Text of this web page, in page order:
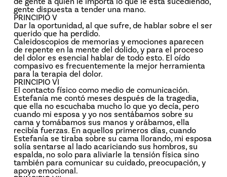
gente dispuesta a tender una mano.
PRINCIPIO V
Dar la oportunidad, al que sufre, de hablar sobre el ser
querido que ha perdido.
Caleidoscopios de memorias y emociones aparecen
de repente en la mente del dolido, y para el proceso
del dolor es esencial hablar de todo esto. El oído
compasivo es frecuentemente la mejor herramienta
para la terapia del dolor.
PRINCIPIO VI
El contacto físico como medio de comunicación.
Estefanía me contó meses después de la tragedia,
que ella no escuchaba mucho lo que yo decía, pero
cuando mi esposa y yo nos sentábamos sobre su
cama y tomábamos sus manos y orábamos, ella
recibía fuerzas. En aquellos primeros días, cuando
Estefanía se tiraba sobre su cama llorando, mi esposa
solía sentarse al lado acariciando sus hombros, su
espalda, no solo para aliviarle la tensión física sino
también para comunicar su cuidado, preocupación, y
apoyo emocional.